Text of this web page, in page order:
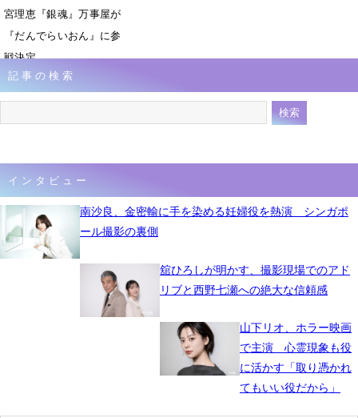
宮理恵『銀魂』万事屋が
『だんでらいおん』に参
戦決定
3月31日 08時42分
記事の検索
インタビュー
南沙良、金密輸に手を染める妊婦役を熱演 シンガポ
ール撮影の裏側
舘ひろしが明かす、撮影現場でのアド
リブと西野七瀬への絶大な信頼感
山下リオ、ホラー映画
で主演 心霊現象も役
に活かす「取り憑かれ
てもいい役だから」